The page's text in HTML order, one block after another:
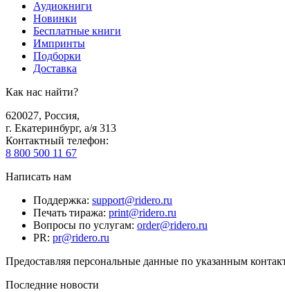
Аудиокниги
Новинки
Бесплатные книги
Импринты
Подборки
Доставка
Как нас найти?
620027, Россия,
г. Екатеринбург, а/я 313
Контактный телефон:
8 800 500 11 67
Написать нам
Поддержка: support@ridero.ru
Печать тиража: print@ridero.ru
Вопросы по услугам: order@ridero.ru
PR: pr@ridero.ru
Предоставляя персональные данные по указанным
Последние новости